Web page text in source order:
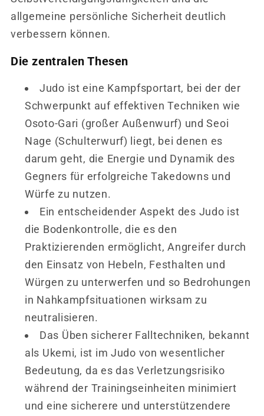
allgemeine persönliche Sicherheit deutlich
verbessern können.
Die zentralen Thesen
Judo ist eine Kampfsportart, bei der der
Schwerpunkt auf effektiven Techniken wie
Osoto-Gari (großer Außenwurf) und Seoi
Nage (Schulterwurf) liegt, bei denen es
darum geht, die Energie und Dynamik des
Gegners für erfolgreiche Takedowns und
Würfe zu nutzen.
Ein entscheidender Aspekt des Judo ist
die Bodenkontrolle, die es den
Praktizierenden ermöglicht, Angreifer durch
den Einsatz von Hebeln, Festhalten und
Würgen zu unterwerfen und so Bedrohungen
in Nahkampfsituationen wirksam zu
neutralisieren.
Das Üben sicherer Falltechniken, bekannt
als Ukemi, ist im Judo von wesentlicher
Bedeutung, da es das Verletzungsrisiko
während der Trainingseinheiten minimiert
und eine sicherere und unterstützendere